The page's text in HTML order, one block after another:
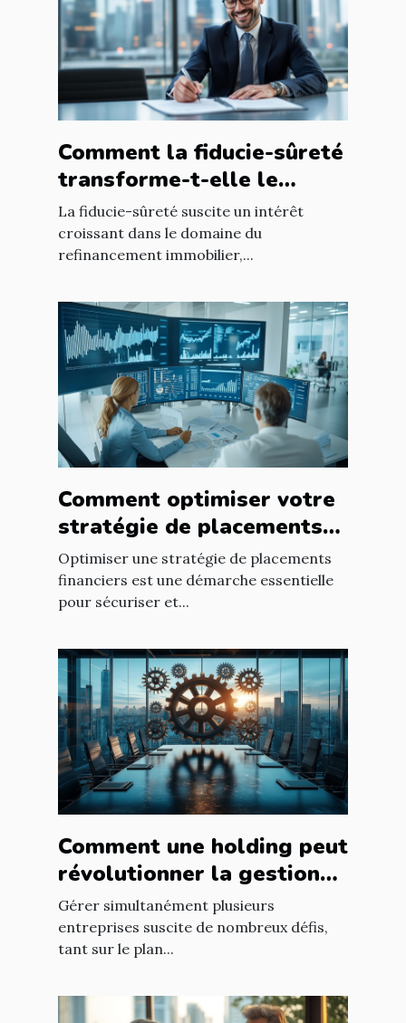
Comment la fiducie-sûreté
transforme-t-elle le
refinancement immobilier
?
La fiducie-sûreté suscite un intérêt
croissant dans le domaine du
refinancement immobilier,...
Comment optimiser votre
stratégie de placements
financiers ?
Optimiser une stratégie de placements
financiers est une démarche essentielle
pour sécuriser et...
Comment une holding peut
révolutionner la gestion
d’entreprises multiples ?
Gérer simultanément plusieurs
entreprises suscite de nombreux défis,
tant sur le plan...